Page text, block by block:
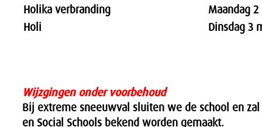
Holika verbranding
Maandag
Holi
Dinsdag 3
Wijzgingen onder voorbehoud
Bij extreme sneeuwval sluiten we de school en
en Social Schools bekend worden gemaakt.